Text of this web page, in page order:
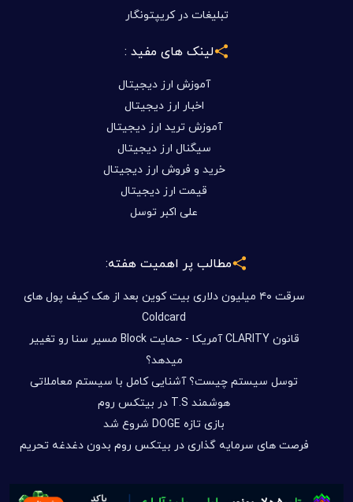
تبلیغات در کریپتونگار
لینک های مفید :
آموزش ارز دیجیتال
اخبار ارز دیجیتال
آموزش ترید ارز دیجیتال
سیگنال ارز دیجیتال
خرید و فروش ارز دیجیتال
قیمت ارز دیجیتال
علی اکبر توسل
مطالب پر اهمیت هفته:
سرقت ۴۰ میلیون دلاری بیت کوین بعد از هک کیف پول های
Coldcard
قانون CLARITY آمریکا - حمایت Block مسیر سنا رو تغییر
میدهد؟
توسل سیستم چیست؟ آشنایی کامل با سیستم معاملاتی
هوشمند T.S در بیتکس روم
بازی تازه DOGE شروع شد
فرصت های سرمایه گذاری در بیتکس روم بدون دغدغه تحریم